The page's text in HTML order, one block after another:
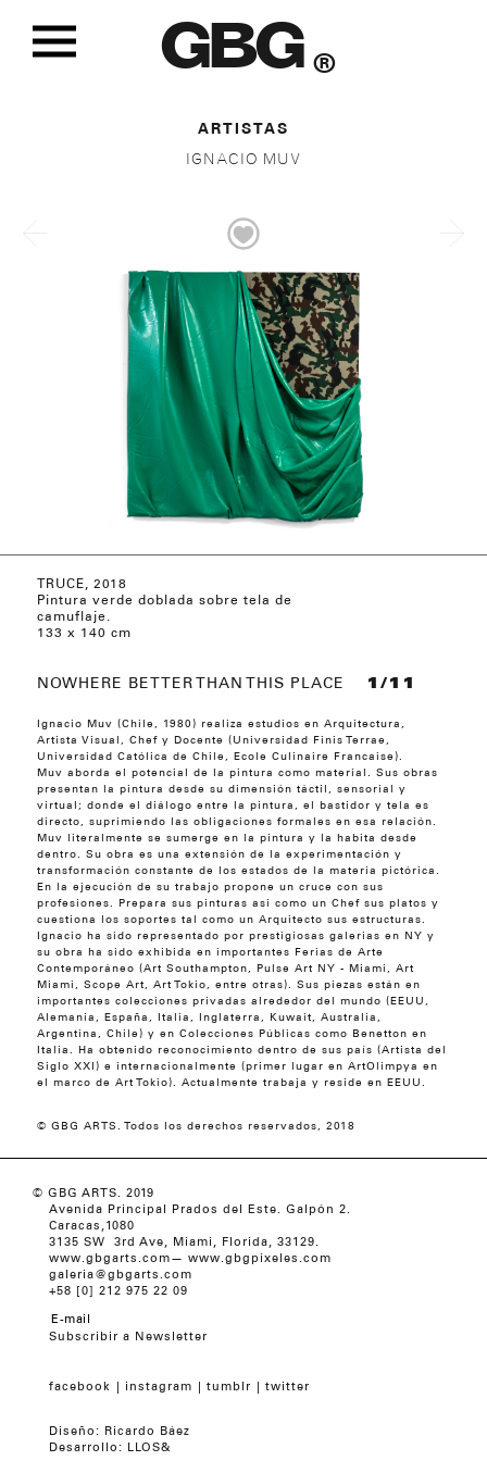
GBG ®
ARTISTAS
IGNACIO MUV
TRUCE, 2018
Pintura verde doblada sobre tela de
camuflaje.
133 x 140 cm
TODAY IS A GOOD DAY
VERTICAL HORIZON, 2018
ENVERO, 2018
ALL IS INSIDE
LEAVES GRASS
AROUND THE BEND
THE MOUNT OF VENUS
IN THIS MOMENT, IN THIS PLACE, 2017
GOLD, 2018
ROSAS BANCAS
SILENCIO
BOTÁNICA CÓSMICA
LO VEO DESDE ARRIBA
ALGO SE DESPIERTA
ES UNA GALAXIA CON LA FORMA DE MIS
MANOS
ROSAS BANCAS
NOWHERE BETTER THAN THIS PLACE 1/11
Ignacio Muv (Chile, 1980) realiza estudios en Arquitectura,
Artista Visual, Chef y Docente (Universidad Finis Terrae,
Universidad Católica de Chile, Ecole Culinaire Francaise).
Muv aborda el potencial de la pintura como material. Sus obras
presentan la pintura desde su dimensión táctil, sensorial y
virtual; donde el diálogo entre la pintura, el bastidor y tela es
directo, suprimiendo las obligaciones formales en esa relación.
Muv literalmente se sumerge en la pintura y la habita desde
dentro. Su obra es una extensión de la experimentación y
transformación constante de los estados de la materia pictórica.
En la ejecución de su trabajo propone un cruce con sus
profesiones. Prepara sus pinturas asi como un Chef sus platos y
cuestiona los soportes tal como un Arquitecto sus estructuras.
Ignacio ha sido representado por prestigiosas galerias en NY y
su obra ha sido exhibida en importantes Ferias de Arte
Contemporáneo (Art Southampton, Pulse Art NY - Miami, Art
Miami, Scope Art, Art Tokio, entre otras). Sus piezas están en
importantes colecciones privadas alrededor del mundo (EEUU,
Alemania, España, Italia, Inglaterra, Kuwait, Australia,
Argentina, Chile) y en Colecciones Públicas como Benetton en
Italia. Ha obtenido reconocimiento dentro de sus país (Artista del
Siglo XXI) e internacionalmente (primer lugar en ArtOlimpya en
el marco de Art Tokio). Actualmente trabaja y reside en EEUU.
© GBG ARTS. Todos los derechos reservados, 2018
© GBG ARTS. 2019
Avenida Principal Prados del Este. Galpón 2.
Caracas,1080
3135 SW 3rd Ave, Miami, Florida, 33129.
www.gbgarts.com— www.gbgpixeles.com
galeria@gbgarts.com
+58 [0] 212 975 22 09
Subscribir a Newsletter
facebook instagram tumblr twitter
Diseño:
Ricardo Báez
Desarrollo:
LLOS&